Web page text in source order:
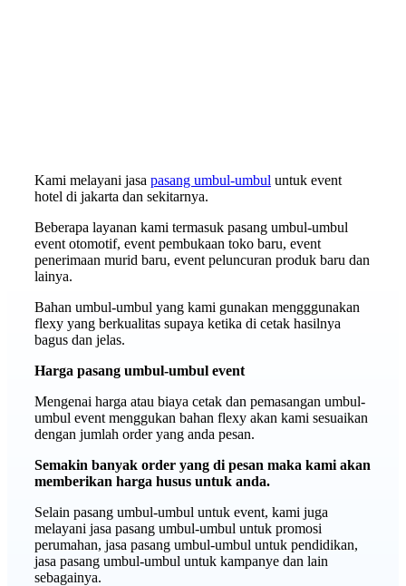
Kami melayani jasa pasang umbul-umbul untuk event
hotel di jakarta dan sekitarnya.
Beberapa layanan kami termasuk pasang umbul-umbul
event otomotif, event pembukaan toko baru, event
penerimaan murid baru, event peluncuran produk baru dan
lainya.
Bahan umbul-umbul yang kami gunakan mengggunakan
flexy yang berkualitas supaya ketika di cetak hasilnya
bagus dan jelas.
Harga pasang umbul-umbul event
Mengenai harga atau biaya cetak dan pemasangan umbul-
umbul event menggukan bahan flexy akan kami sesuaikan
dengan jumlah order yang anda pesan.
Semakin banyak order yang di pesan maka kami akan
memberikan harga husus untuk anda.
Selain pasang umbul-umbul untuk event, kami juga
melayani jasa pasang umbul-umbul untuk promosi
perumahan, jasa pasang umbul-umbul untuk pendidikan,
jasa pasang umbul-umbul untuk kampanye dan lain
sebagainya.